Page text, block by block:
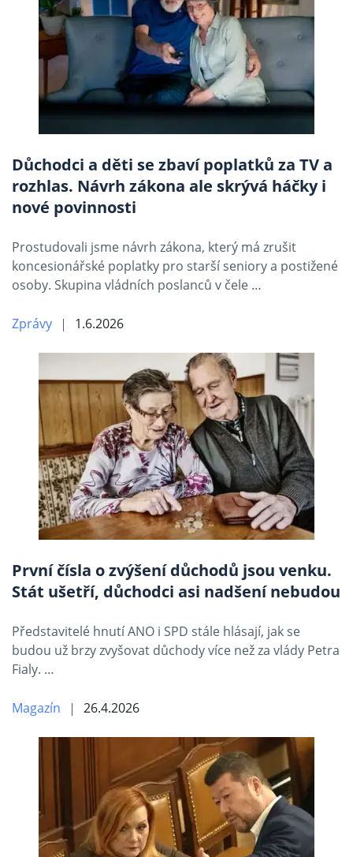
Důchodci a děti se zbaví poplatků za TV a
rozhlas. Návrh zákona ale skrývá háčky i
nové povinnosti
Prostudovali jsme návrh zákona, který má zrušit
koncesionářské poplatky pro starší seniory a postižené
osoby. Skupina vládních poslanců v čele …
Zprávy 1.6.2026
První čísla o zvýšení důchodů jsou venku.
Stát ušetří, důchodci asi nadšení nebudou
Představitelé hnutí ANO i SPD stále hlásají, jak se
budou už brzy zvyšovat důchody více než za vlády Petra
Fialy. …
Magazín 26.4.2026